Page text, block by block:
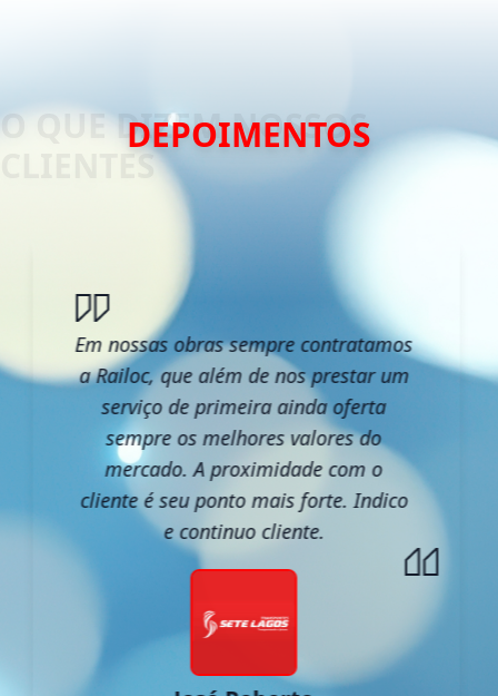
DEPOIMENTOS
Em nossas obras sempre contratamos
a Railoc, que além de nos prestar um
serviço de primeira ainda oferta
sempre os melhores valores do
mercado. A proximidade com o
cliente é seu ponto mais forte. Indico
e continuo cliente.